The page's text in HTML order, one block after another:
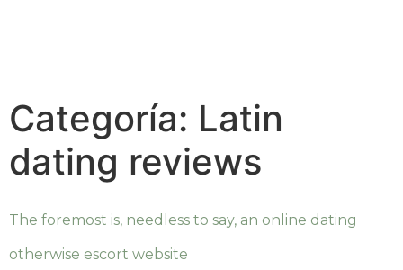
Categoría: Latin
dating reviews
The foremost is, needless to say, an online dating
otherwise escort website